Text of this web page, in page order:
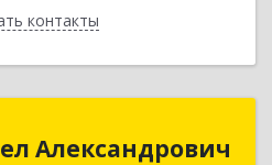
контакты
Назад
Александрович